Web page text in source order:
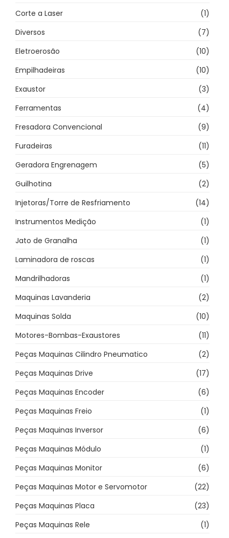
Corte a Laser
(1)
Diversos
(7)
Eletroerosão
(10)
Empilhadeiras
(10)
Exaustor
(3)
Ferramentas
(4)
Fresadora Convencional
(9)
Furadeiras
(11)
Geradora Engrenagem
(5)
Guilhotina
(2)
Injetoras/Torre de Resfriamento
(14)
Instrumentos Medição
(1)
Jato de Granalha
(1)
Laminadora de roscas
(1)
Mandrilhadoras
(1)
Maquinas Lavanderia
(2)
Maquinas Solda
(10)
Motores-Bombas-Exaustores
(11)
Peças Maquinas Cilindro Pneumatico
(2)
Peças Maquinas Drive
(17)
Peças Maquinas Encoder
(6)
Peças Maquinas Freio
(1)
Peças Maquinas Inversor
(6)
Peças Maquinas Módulo
(1)
Peças Maquinas Monitor
(6)
Peças Maquinas Motor e Servomotor
(22)
Peças Maquinas Placa
(23)
Peças Maquinas Rele
(1)